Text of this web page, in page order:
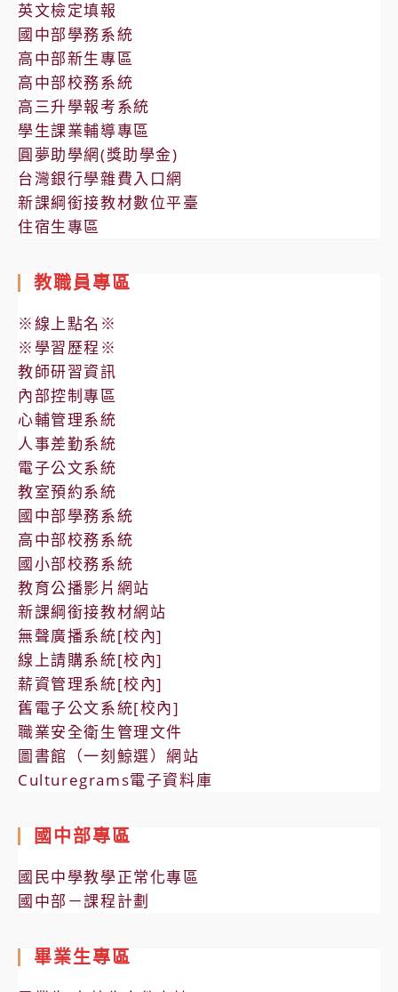
英文檢定填報
國中部學務系統
高中部新生專區
高中部校務系統
高三升學報考系統
學生課業輔導專區
圓夢助學網(獎助學金)
台灣銀行學雜費入口網
新課綱銜接教材數位平臺
住宿生專區
教職員專區
※線上點名※
※學習歷程※
教師研習資訊
內部控制專區
心輔管理系統
人事差勤系統
電子公文系統
教室預約系統
國中部學務系統
高中部校務系統
國小部校務系統
教育公播影片網站
新課綱銜接教材網站
無聲廣播系統[校內]
線上請購系統[校內]
薪資管理系統[校內]
舊電子公文系統[校內]
職業安全衛生管理文件
圖書館（一刻鯨選）網站
Culturegrams電子資料庫
國中部專區
國民中學教學正常化專區
國中部－課程計劃
畢業生專區